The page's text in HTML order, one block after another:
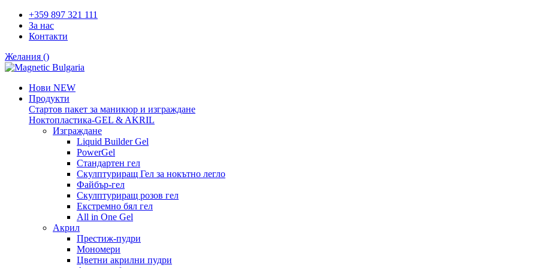
+359 897 321 111
За нас
Контакти
Желания ()
Нови NEW
Продукти
Стартов пакет за маникюр и изграждане
Ноктопластика-GEL & AKRIL
Изграждане
Liquid Builder Gel
PowerGel
Стандартен гел
Скулптуриращ Гел за нокътно легло
Файбър-гел
Скулптуриращ розов гел
Екстремно бял гел
All in One Gel
Акрил
Престиж-пудри
Мономери
Цветни акрилни пудри